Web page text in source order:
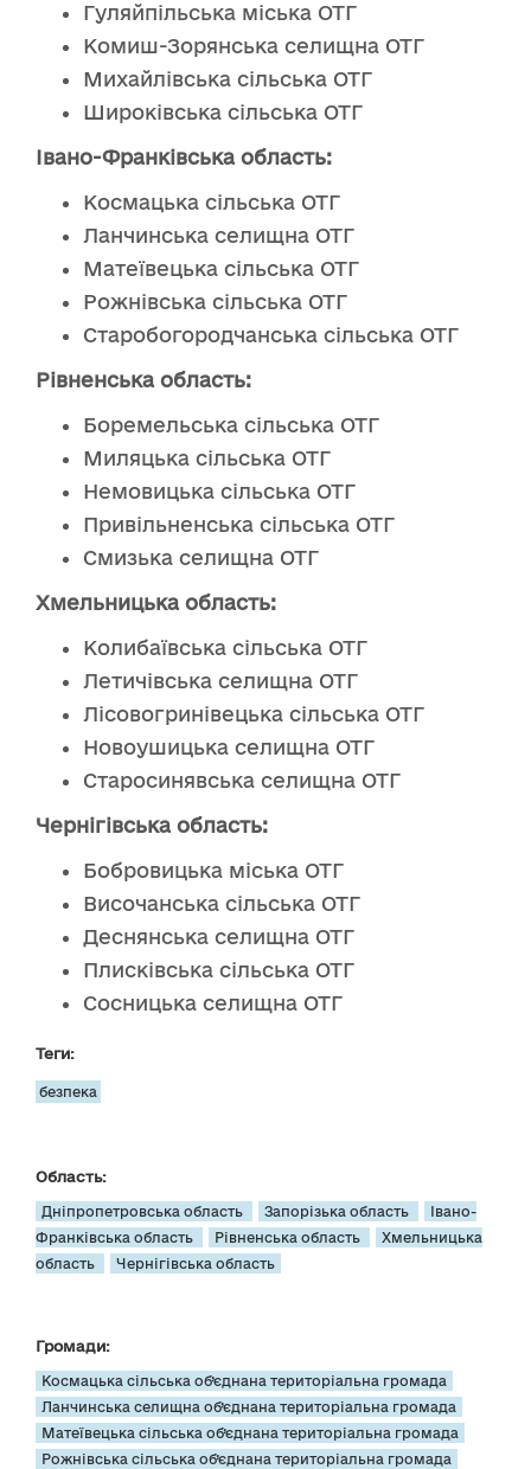
Гуляйпільська міська ОТГ
Комиш-Зорянська селищна ОТГ
Михайлівська сільська ОТГ
Широківська сільська ОТГ
Івано-Франківська область:
Космацька сільська ОТГ
Ланчинська селищна ОТГ
Матеївецька сільська ОТГ
Рожнівська сільська ОТГ
Старобогородчанська сільська ОТГ
Рівненська область:
Боремельська сільська ОТГ
Миляцька сільська ОТГ
Немовицька сільська ОТГ
Привільненська сільська ОТГ
Смизька селищна ОТГ
Хмельницька область:
Колибаївська сільська ОТГ
Летичівська селищна ОТГ
Лісовогринівецька сільська ОТГ
Новоушицька селищна ОТГ
Старосинявська селищна ОТГ
Чернігівська область:
Бобровицька міська ОТГ
Височанська сільська ОТГ
Деснянська селищна ОТГ
Плисківська сільська ОТГ
Сосницька селищна ОТГ
Теги:
безпека
Область:
Дніпропетровська область Запорізька область
Івано-
Франківська область
Рівненська область
Хмельницька
область
Чернігівська область
Громади:
Космацька сільська об’єднана територіальна громада
Ланчинська селищна об’єднана територіальна громада
Матеївецька сільська об’єднана територіальна громада
Рожнівська сільська об’єднана територіальна громада